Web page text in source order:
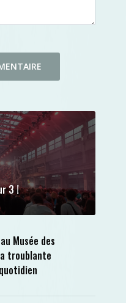
3 !
Musée des
troublante